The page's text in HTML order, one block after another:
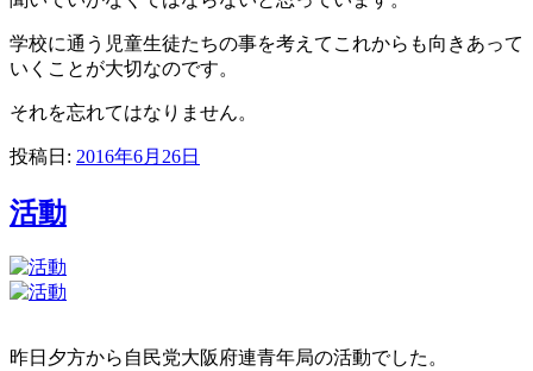
学校に通う児童生徒たちの事を考えてこれからも向きあって
いくことが大切なのです。
それを忘れてはなりません。
投稿日: 2016年6月26日
活動
昨日夕方から自民党大阪府連青年局の活動でした。